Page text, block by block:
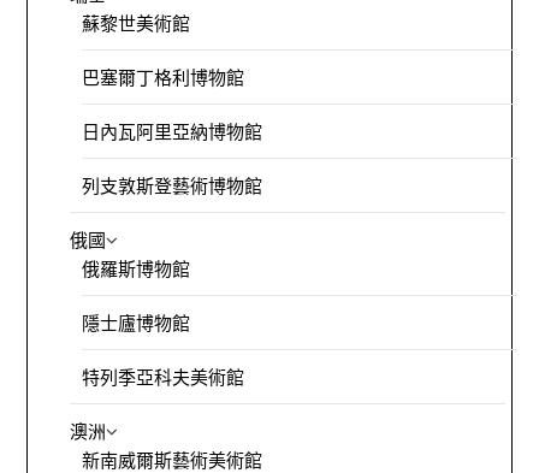
蘇黎世美術館
巴塞爾丁格利博物館
日內瓦阿里亞納博物館
列支敦斯登藝術博物館
俄國
俄羅斯博物館
隱士廬博物館
特列季亞科夫美術館
澳洲
新南威爾斯藝術美術館